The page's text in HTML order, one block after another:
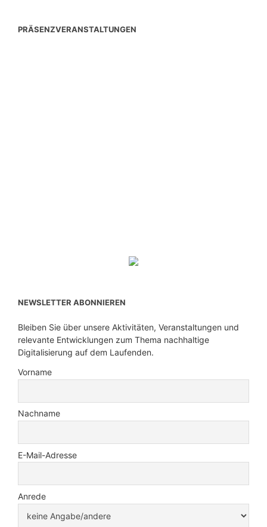
PRÄSENZVERANSTALTUNGEN
NEWSLETTER ABONNIEREN
Bleiben Sie über unsere Aktivitäten, Veranstaltungen und
relevante Entwicklungen zum Thema nachhaltige
Digitalisierung auf dem Laufenden.
Vorname
Nachname
E-Mail-Adresse
Anrede